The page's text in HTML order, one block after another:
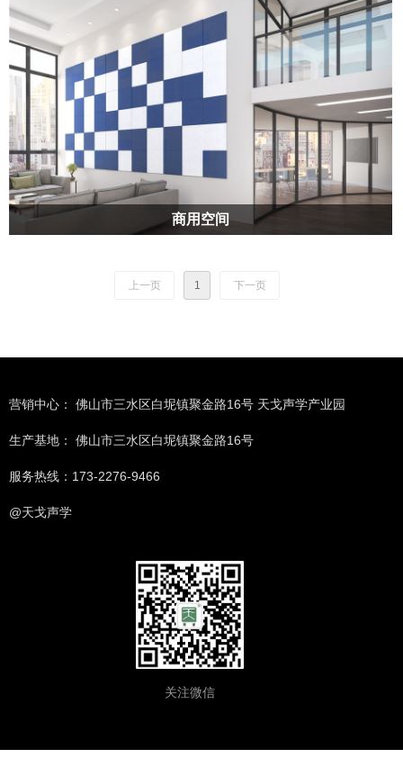
襄阳市委市政府，东津新区管委会的大力支持下，由华侨城集轩与湖北
省交通投资集团以襄阳市大力提升文旅产业发展格局为契机，共同建设
商用空间
上一页 1 下一页
营销中心： 佛山市三水区白坭镇聚金路16号 天戈声学产业园
生产基地： 佛山市三水区白坭镇聚金路16号
服务热线：173-2276-9466
@天戈声学
关注微信